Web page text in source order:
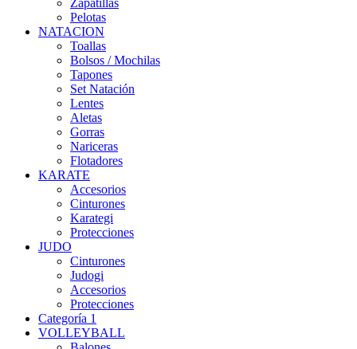
Zapatillas
Pelotas
NATACION
Toallas
Bolsos / Mochilas
Tapones
Set Natación
Lentes
Aletas
Gorras
Nariceras
Flotadores
KARATE
Accesorios
Cinturones
Karategi
Protecciones
JUDO
Cinturones
Judogi
Accesorios
Protecciones
Categoría 1
VOLLEYBALL